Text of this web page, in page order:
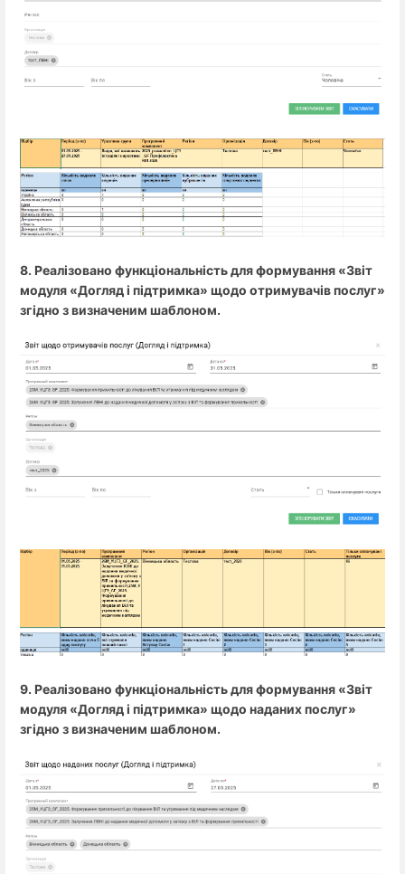
8. Реалізовано функціональність для формування «Звіт
модуля «Догляд і підтримка» щодо отримувачів послуг»
згідно з визначеним шаблоном.
9. Реалізовано функціональність для формування «Звіт
модуля «Догляд і підтримка» щодо наданих послуг»
згідно з визначеним шаблоном.